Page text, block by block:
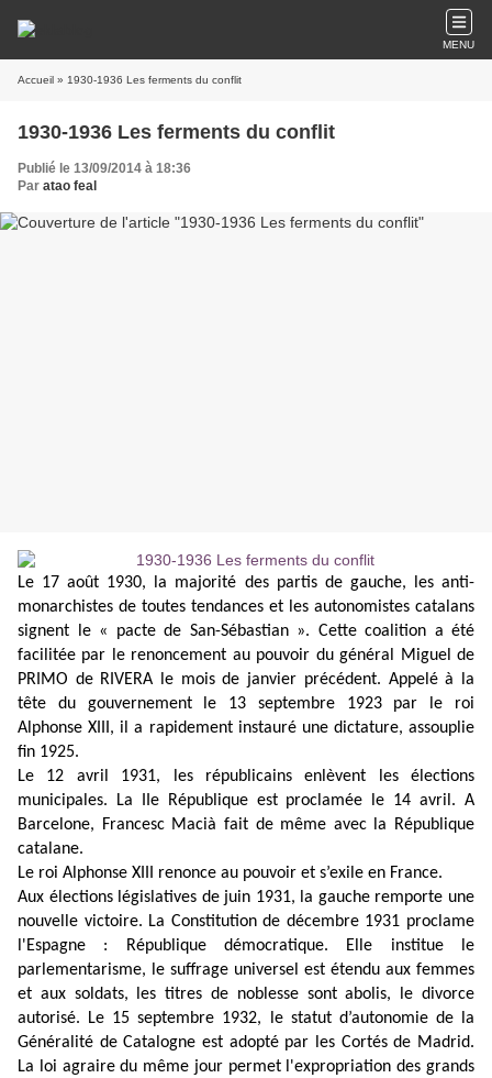
MENU
Accueil » 1930-1936 Les ferments du conflit
1930-1936 Les ferments du conflit
Publié le 13/09/2014 à 18:36
Par atao feal
Le 17 août 1930, la majorité des partis de gauche, les anti-
monarchistes de toutes tendances et les autonomistes catalans
signent le « pacte de San-Sébastian ». Cette coalition a été
facilitée par le renoncement au pouvoir du général Miguel de
PRIMO de RIVERA le mois de janvier précédent. Appelé à la
tête du gouvernement le 13 septembre 1923 par le roi
Alphonse XIII, il a rapidement instauré une dictature, assouplie
fin 1925.
Le 12 avril 1931, les républicains enlèvent les élections
municipales. La IIe République est proclamée le 14 avril. A
Barcelone, Francesc Macià fait de même avec la République
catalane.
Le roi Alphonse XIII renonce au pouvoir et s’exile en France.
Aux élections législatives de juin 1931, la gauche remporte une
nouvelle victoire. La Constitution de décembre 1931 proclame
l'Espagne : République démocratique. Elle institue le
parlementarisme, le suffrage universel est étendu aux femmes
et aux soldats, les titres de noblesse sont abolis, le divorce
autorisé. Le 15 septembre 1932, le statut d’autonomie de la
Généralité de Catalogne est adopté par les Cortés de Madrid.
La loi agraire du même jour permet l'expropriation des grands